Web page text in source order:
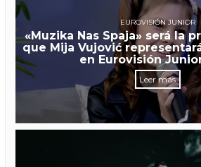
EUROVISIÓN JUNIOR
«Muzika Nas Spaja» será la
que Mija Vujović
en Eurovisión
Leer más